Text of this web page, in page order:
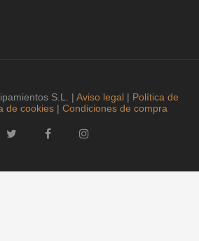
S.L. | Aviso legal| Política de
de cookies| Condiciones de compra